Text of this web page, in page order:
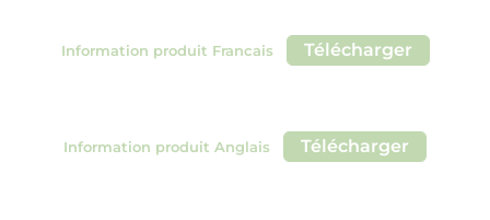
Information produit Francais Télécharger
Information produit Anglais Télécharger